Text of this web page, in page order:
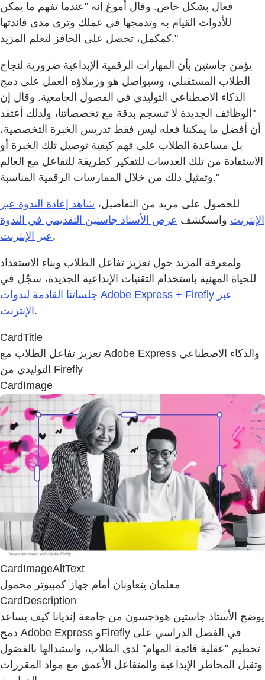
فعال بشكل خاص. وقال أموغ إنه "عندما تفهم ما يمكن
للأدوات القيام به وتدمجها في عملك وترى مدى فائدتها
كمكمل، تحصل على الحافز لتعلم المزيد."
يؤمن جاستين بأن المهارات الرقمية الإبداعية ضرورية لنجاح
الطلاب المستقبلي، وسيواصل هو وزملاؤه العمل على دمج
الذكاء الاصطناعي التوليدي في الفصول الجامعية. وقال إن
"الوظائف الجديدة لا تنسجم بدقة مع تخصصاتنا، ولذلك أعتقد
أن أفضل ما يمكننا فعله ليس فقط تدريس الخبرة التخصصية،
بل مساعدة الطلاب على فهم كيفية توصيل تلك الخبرة أو
الاستفادة من تلك العدسات للتفكير كطريقة للتفاعل مع العالم
وتمثيل ذلك من خلال الممارسات الرقمية المناسبة."
للحصول على مزيد من التفاصيل، شاهد إعادة الندوة عبر
الإنترنت واستكشف عرض الأستاذ جاستين التقديمي في الندوة
عبر الإنترنت.
ولمعرفة المزيد حول تعزيز تفاعل الطلاب وبناء الاستعداد
للحياة المهنية باستخدام التقنيات الإبداعية الجديدة، سجّل في
جلساتنا القادمة لندوات Adobe Express + Firefly عبر
الإنترنت .
CardTitle
تعزيز تفاعل الطلاب مع Adobe Express والذكاء الاصطناعي
التوليدي من Firefly
CardImage
CardImageAltText
معلمان يتعاونان أمام جهاز كمبيوتر محمول
CardDescription
يوضح الأستاذ جاستين هودجسون من جامعة إنديانا كيف يساعد
دمج Adobe Express وFirefly في الفصل الدراسي على
تحطيم "عقلية قائمة المهام" لدى الطلاب، واستبدالها بالفضول
وتقبل المخاطر الإبداعية والمتفاعل الأعمق مع مواد المقررات